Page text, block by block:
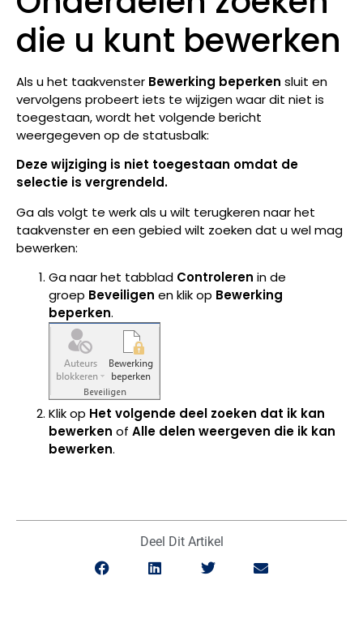
die u kunt bewerken
Als u het taakvenster Bewerking beperken sluit en
vervolgens probeert iets te wijzigen waar dit niet is
toegestaan, wordt het volgende bericht
weergegeven op de statusbalk:
Deze wijziging is niet toegestaan omdat de
selectie is vergrendeld.
Ga als volgt te werk als u wilt terugkeren naar het
taakvenster en een gebied wilt zoeken dat u wel mag
bewerken:
Ga naar het tabblad Controleren in de
groep Beveiligen en klik op Bewerking
beperken.
Klik op Het volgende deel zoeken dat ik kan
bewerken of Alle delen weergeven die ik kan
bewerken.
Deel Dit Artikel